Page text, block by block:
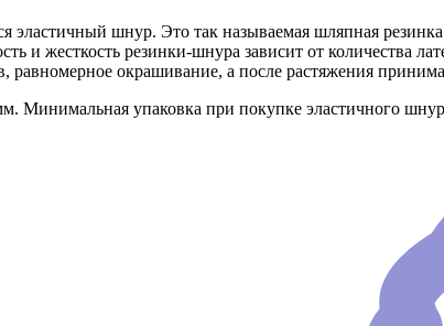
шнур. Это так называемая шляпная
и жесткость резинки-шнура зависит от количества
равномерное окрашивание, а после растяжения
упаковка при покупке эластичного